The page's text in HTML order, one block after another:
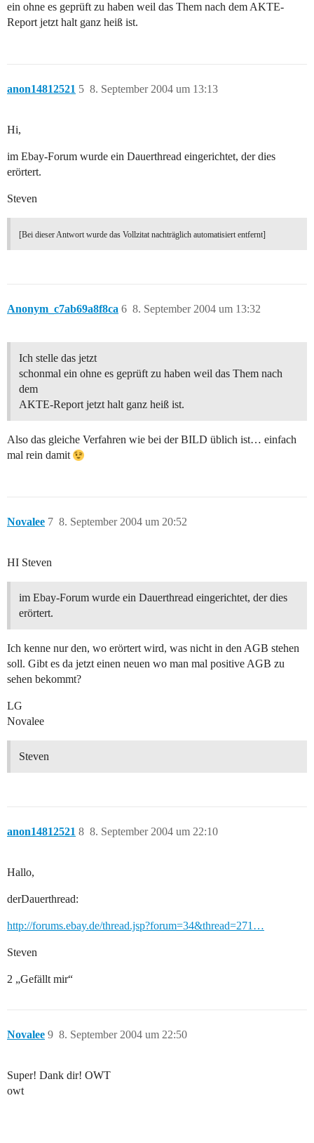
ein ohne es geprüft zu haben weil das Them nach dem AKTE-
Report jetzt halt ganz heiß ist.
anon14812521 8. September 2004 um 13:13
5
Hi,
im Ebay-Forum wurde ein Dauerthread eingerichtet, der dies
erörtert.
Steven
[Bei dieser Antwort wurde das Vollzitat nachträglich automatisiert entfernt]
Anonym_c7ab69a8f8ca 8. September 2004 um 13:32
6
Ich stelle das jetzt
schonmal ein ohne es geprüft zu haben weil das Them nach
dem
AKTE-Report jetzt halt ganz heiß ist.
Also das gleiche Verfahren wie bei der BILD üblich ist… einfach
mal rein damit
Novalee 8. September 2004 um 20:52
7
HI Steven
im Ebay-Forum wurde ein Dauerthread eingerichtet, der dies
erörtert.
Ich kenne nur den, wo erörtert wird, was nicht in den AGB stehen
soll. Gibt es da jetzt einen neuen wo man mal positive AGB zu
sehen bekommt?
LG
Novalee
Steven
anon14812521 8. September 2004 um 22:10
8
Hallo,
derDauerthread:
http://forums.ebay.de/thread.jsp?forum=34&thread=271…
Steven
2 „Gefällt mir“
Novalee 8. September 2004 um 22:50
9
Super! Dank dir! OWT
owt